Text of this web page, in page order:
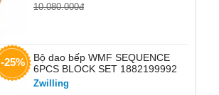
10.080.000đ
-25%
Bộ dao bếp WMF SEQUENCE
6PCS BLOCK SET 1882199992
Zwilling